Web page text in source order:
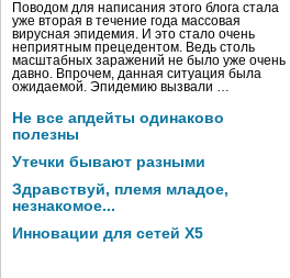
Поводом для написания этого блога стала
уже вторая в течение года массовая
вирусная эпидемия. И это стало очень
неприятным прецедентом. Ведь столь
масштабных заражений не было уже очень
давно. Впрочем, данная ситуация была
ожидаемой. Эпидемию вызвали …
Не все апдейты одинаково
полезны
Утечки бывают разными
Здравствуй, племя младое,
незнакомое...
Инновации для сетей X5